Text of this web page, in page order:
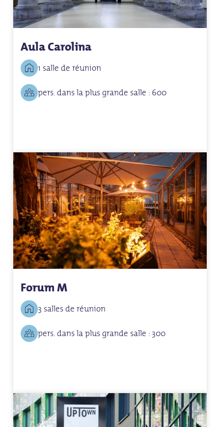
Aula Carolina
1 salle de réunion
pers. dans la plus grande salle : 600
Forum M
3 salles de réunion
pers. dans la plus grande salle : 300